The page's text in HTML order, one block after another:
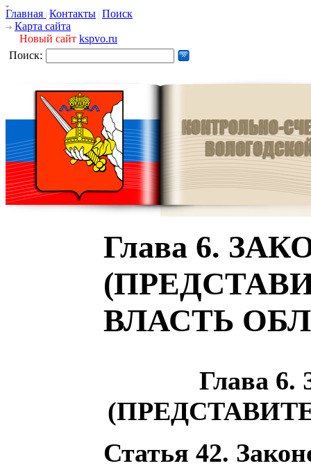
Главная Контакты Поиск
Карта сайта
Новый сайт kspvo.ru
Поиск:
Глава 6.
ВЛАСТЬ
Глава
Статья 42.